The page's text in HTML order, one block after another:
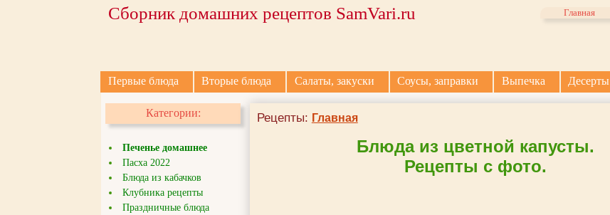
Сборник домашних рецептов SamVari.ru Главная
Первые блюда Вторые блюда Салаты, закуски Соусы, заправки Выпечка Десерты
Категории:
Печенье домашнее
Пасха 2022
Блюда из кабачков
Клубника рецепты
Праздничные блюда
Рецепты: Главная
Блюда из цветной капусты.
Рецепты с фото.